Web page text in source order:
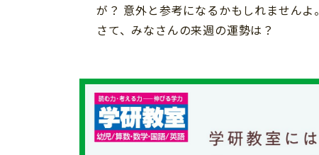
が？ 意外と参考になるかもしれませんよ。
さて、みなさんの来週の運勢は？